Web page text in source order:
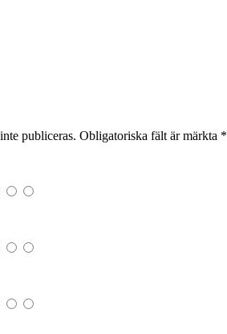
publiceras. Obligatoriska fält är märkta *